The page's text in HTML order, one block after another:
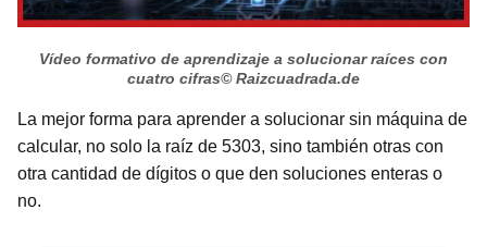
Vídeo formativo de aprendizaje a solucionar raíces con
cuatro cifras© Raizcuadrada.de
La mejor forma para aprender a solucionar sin máquina de
calcular, no solo la raíz de 5303, sino también otras con
otra cantidad de dígitos o que den soluciones enteras o
no.